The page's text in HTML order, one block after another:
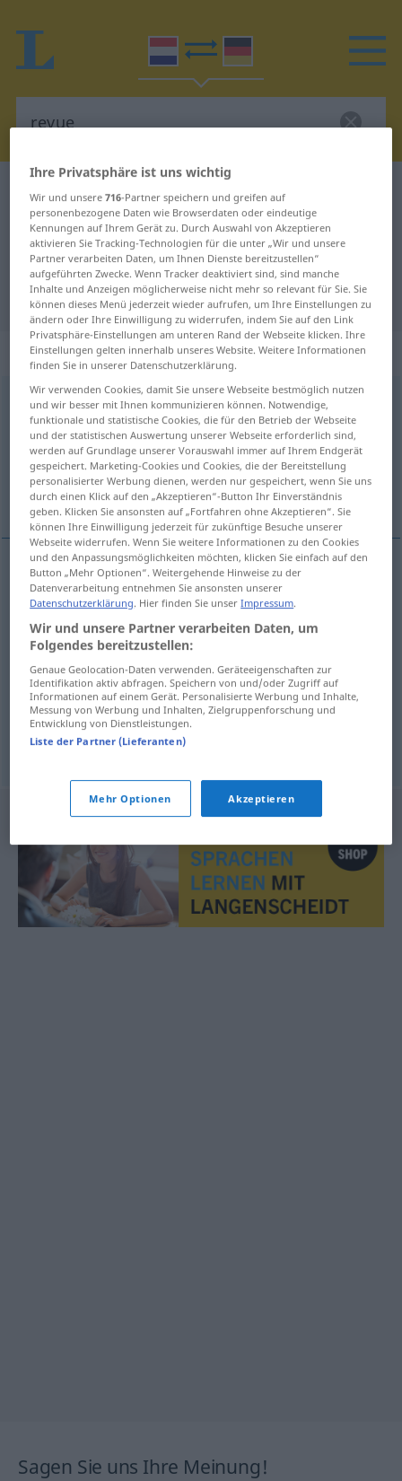
Niederländisch-Deutsch Wörterbuch
Niederländisch-Deutsch
Übersetzung für "revue"
"revue" Deutsch Übersetzung
„revue“: zelfstandig naamwoord
revue [rəˈv̊yˑ]subst <-s>
Übersicht aller Übersetzungen
(Für mehr Details die Übersetzung anklicken/antippen)
Revue, Truppenschau, Schau, Parade
Revuef revue
Schauf revue
Truppenschauf revue
Paradef revue
Sagen Sie uns Ihre Meinung!
Ihre Privatsphäre ist uns wichtig
Wir und unsere716-Partner speichern und greifen auf
personenbezogene Daten wie Browserdaten oder eindeutige
Kennungen auf Ihrem Gerät zu. Durch Auswahl von Akzeptieren
aktivieren Sie Tracking-Technologien für die unter „Wir und unsere
Partner verarbeiten Daten, um Ihnen Dienste bereitzustellen“
aufgeführten Zwecke. Wenn Tracker deaktiviert sind, sind manche
Inhalte und Anzeigen möglicherweise nicht mehr so relevant für Sie. Sie
können dieses Menü jederzeit wieder aufrufen, um Ihre Einstellungen zu
ändern oder Ihre Einwilligung zu widerrufen, indem Sie auf den Link
Privatsphäre-Einstellungen am unteren Rand der Webseite klicken. Ihre
Einstellungen gelten innerhalb unseres Website. Weitere Informationen
finden Sie in unserer Datenschutzerklärung.
Wir verwenden Cookies, damit Sie unsere Webseite bestmöglich nutzen
und wir besser mit Ihnen kommunizieren können. Notwendige,
funktionale und statistische Cookies, die für den Betrieb der Webseite
und der statistischen Auswertung unserer Webseite erforderlich sind,
werden auf Grundlage unserer Vorauswahl immer auf Ihrem Endgerät
gespeichert. Marketing-Cookies und Cookies, die der Bereitstellung
personalisierter Werbung dienen, werden nur gespeichert, wenn Sie uns
durch einen Klick auf den „Akzeptieren“-Button Ihr Einverständnis
geben. Klicken Sie ansonsten auf „Fortfahren ohne Akzeptieren“. Sie
können Ihre Einwilligung jederzeit für zukünftige Besuche unserer
Webseite widerrufen. Wenn Sie weitere Informationen zu den Cookies
und den Anpassungsmöglichkeiten möchten, klicken Sie einfach auf den
Button „Mehr Optionen“. Weitergehende Hinweise zu der
Datenverarbeitung entnehmen Sie ansonsten unserer
Datenschutzerklärung. Hier finden Sie unserImpressum.
Wir und unsere Partner verarbeiten Daten, um
Folgendes bereitzustellen:
Genaue Geolocation-Daten verwenden. Geräteeigenschaften zur
Identifikation aktiv abfragen. Speichern von und/oder Zugriff auf
Informationen auf einem Gerät. Personalisierte Werbung und Inhalte,
Messung von Werbung und Inhalten, Zielgruppenforschung und
Entwicklung von Dienstleistungen.
Liste der Partner (Lieferanten)
Mehr Optionen Akzeptieren